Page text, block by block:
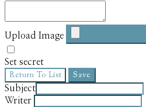
Upload Image
Set secret
Return To List Save
Subject
Writer